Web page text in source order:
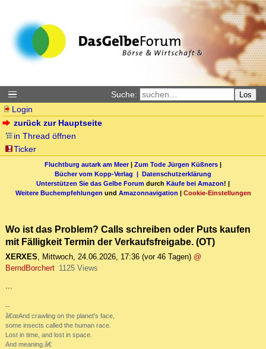
Suche: Los
Login
zurück zur Hauptseite
in Thread öffnen
Ticker
Fluchtburg autark am Meer| Zum Tode Jürgen Küßners |
Bücher vom Kopp-Verlag | Datenschutzerklärung
Unterstützen Sie das Gelbe Forum durch Käufe bei Amazon! |
Weitere Buchempfehlungen und Amazonnavigation | Cookie-Einstellungen
Wo ist das Problem? Calls schreiben oder Puts kaufen
mit Fälligkeit Termin der Verkaufsfreigabe. (OT)
XERXES, Mittwoch, 24.06.2026, 17:36 (vor 46 Tagen) @
BerndBorchert 1125 Views
...
--
â€œAnd crawling on the planet's face,
some insects called the human race.
Lost in time, and lost in space.
And meaning.â€